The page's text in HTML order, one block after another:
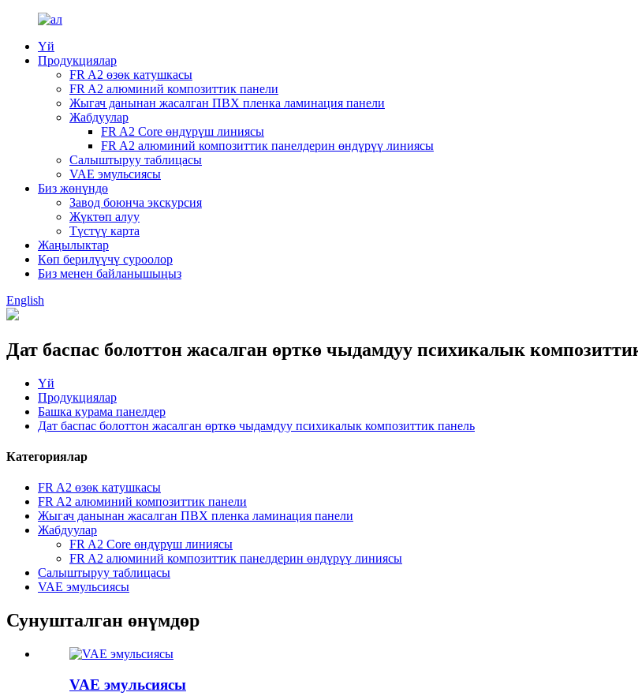
Үй
Продукциялар
FR A2 өзөк катушкасы
FR A2 алюминий композиттик панели
Жыгач данынан жасалган ПВХ пленка ламинация панели
Жабдуулар
FR A2 Core өндүрүш линиясы
FR A2 алюминий композиттик панелдерин өндүрүү линиясы
Салыштыруу таблицасы
VAE эмульсиясы
Биз жөнүндө
Завод боюнча экскурсия
Жүктөп алуу
Түстүү карта
Жаңылыктар
Көп берилүүчү суроолор
Биз менен байланышыңыз
English
Дат баспас болоттон жасалган өрткө чыдамдуу психикалык
Үй
Продукциялар
Башка курама панелдер
Дат баспас болоттон жасалган өрткө чыдамдуу психикалык композиттик панель
Категориялар
FR A2 өзөк катушкасы
FR A2 алюминий композиттик панели
Жыгач данынан жасалган ПВХ пленка ламинация панели
Жабдуулар
FR A2 Core өндүрүш линиясы
FR A2 алюминий композиттик панелдерин өндүрүү линиясы
Салыштыруу таблицасы
VAE эмульсиясы
Сунушталган өнүмдөр
VAE эмульсиясы